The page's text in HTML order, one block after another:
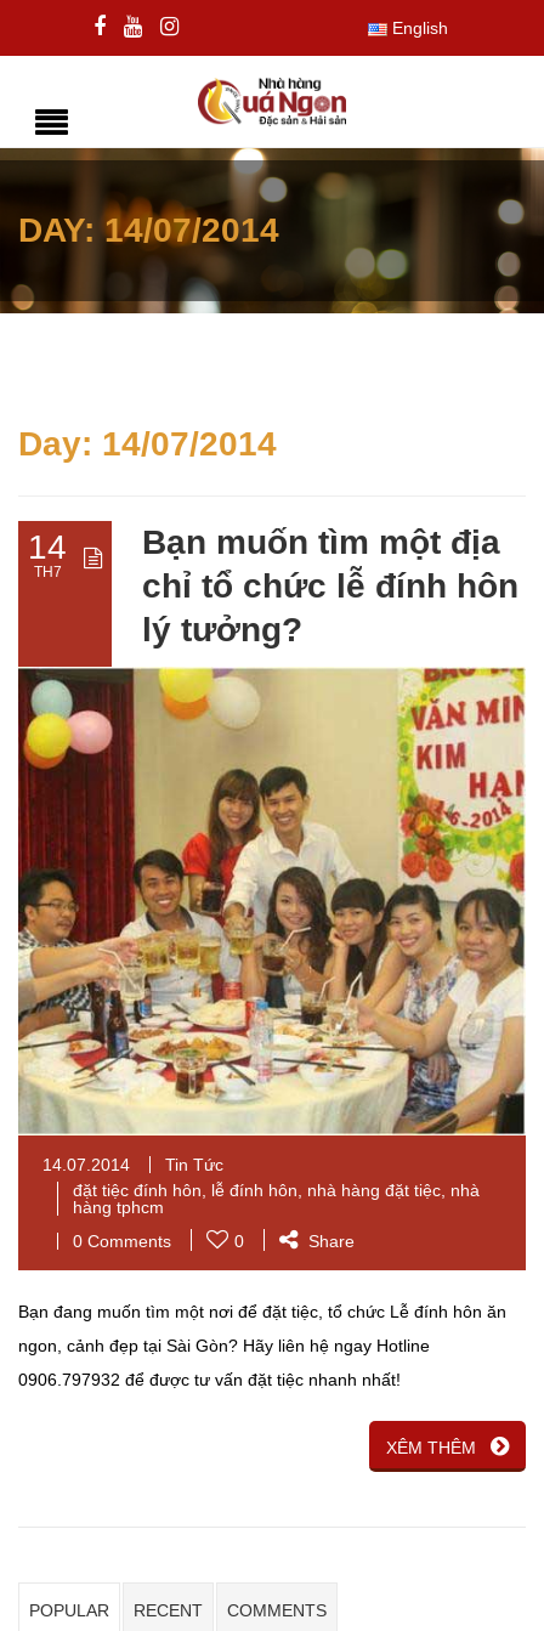
English
DAY:14/07/2014
Day: 14/07/2014
14
TH7
Bạn muốn tìm một địa
chỉ tổ chức lễ đính hôn
lý tưởng?
14.07.2014
Tin Tức
đặt tiệc đính hôn, lễ đính hôn, nhà hàng đặt tiệc, nhà
hàng tphcm
0 Comments
0 Share
Bạn đang muốn tìm một nơi để đặt tiệc, tổ chức Lễ đính hôn ăn
ngon, cảnh đẹp tại Sài Gòn? Hãy liên hệ ngay Hotline
0906.797932 để được tư vấn đặt tiệc nhanh nhất!
XÊM THÊM
POPULAR RECENT COMMENTS